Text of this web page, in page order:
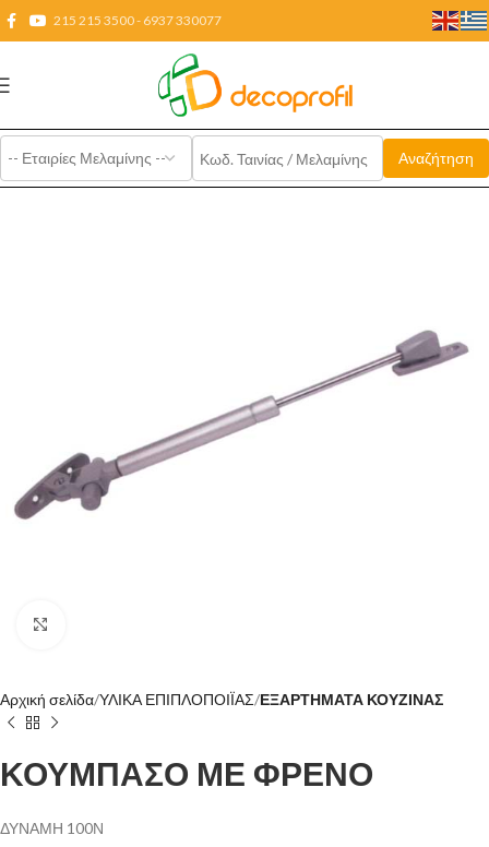
215 215 3500 - 6937 330077
Αρχική σελίδα ΥΛΙΚΑ ΕΠΙΠΛΟΠΟΙΪΑΣ ΕΞΑΡΤΗΜΑΤΑ ΚΟΥΖΙΝΑΣ
ΚΟΥΜΠΑΣΟ ΜΕ ΦΡΕΝΟ
ΔΥΝΑΜΗ 100Ν